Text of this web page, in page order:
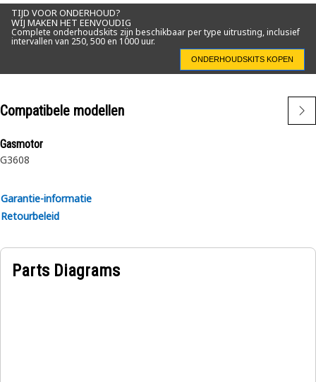
TIJD VOOR ONDERHOUD?
WIJ MAKEN HET EENVOUDIG
Complete onderhoudskits zijn beschikbaar per type uitrusting, inclusief
intervallen van 250, 500 en 1000 uur.
ONDERHOUDSKITS KOPEN
Compatibele modellen
Gasmotor
G3608
Garantie-informatie
Retourbeleid
Parts Diagrams